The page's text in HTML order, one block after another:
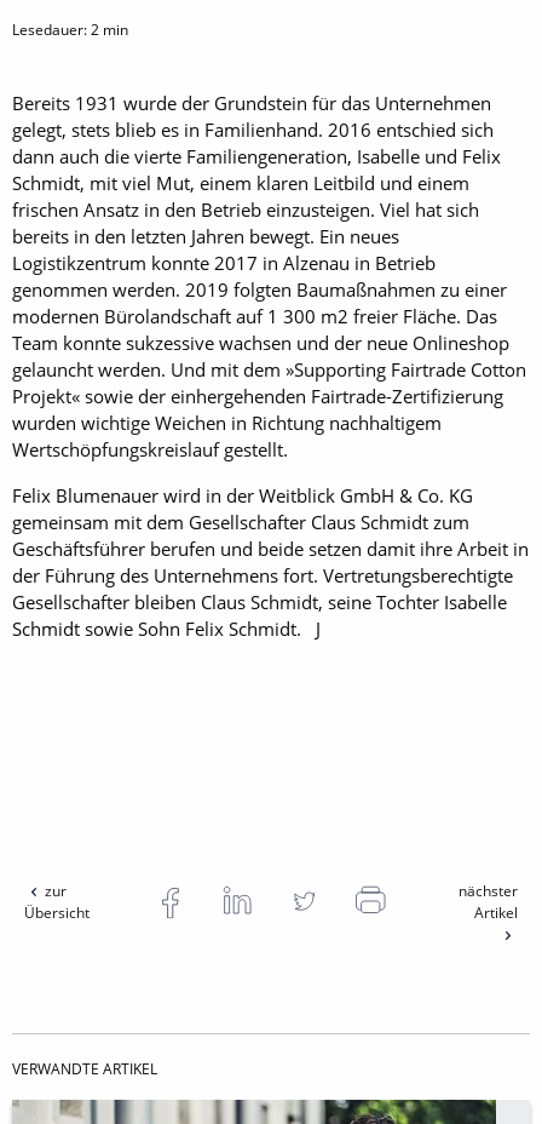
Lesedauer:2 min
Bereits 1931 wurde der Grundstein für das Unternehmen
gelegt, stets blieb es in Familienhand. 2016 entschied sich
dann auch die vierte Familiengeneration, Isabelle und Felix
Schmidt, mit viel Mut, einem klaren Leitbild und einem
frischen Ansatz in den Betrieb einzusteigen. Viel hat sich
bereits in den letzten Jahren bewegt. Ein neues
Logistikzentrum konnte 2017 in Alzenau in Betrieb
genommen werden. 2019 folgten Baumaßnahmen zu einer
modernen Bürolandschaft auf 1 300 m2 freier Fläche. Das
Team konnte sukzessive wachsen und der neue Onlineshop
gelauncht werden. Und mit dem »Supporting Fairtrade Cotton
Projekt« sowie der einhergehenden Fairtrade-Zertifizierung
wurden wichtige Weichen in Richtung nachhaltigem
Wertschöpfungskreislauf gestellt.
Felix Blumenauer wird in der Weitblick GmbH & Co. KG
gemeinsam mit dem Gesellschafter Claus Schmidt zum
Geschäftsführer berufen und beide setzen damit ihre Arbeit in
der Führung des Unternehmens fort. Vertretungsberechtigte
Gesellschafter bleiben Claus Schmidt, seine Tochter Isabelle
Schmidt sowie Sohn Felix Schmidt. J
zur
Übersicht
nächster
Artikel
VERWANDTE ARTIKEL